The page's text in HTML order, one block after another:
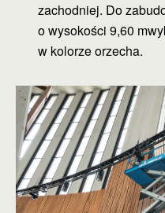
zachodniej. Do
o wysokości 9,60
w kolorze orzecha.